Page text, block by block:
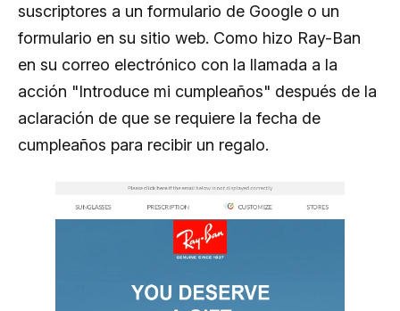
suscriptores a un formulario de Google o un
formulario en su sitio web. Como hizo Ray-Ban
en su correo electrónico con la llamada a la
acción "Introduce mi cumpleaños" después de la
aclaración de que se requiere la fecha de
cumpleaños para recibir un regalo.